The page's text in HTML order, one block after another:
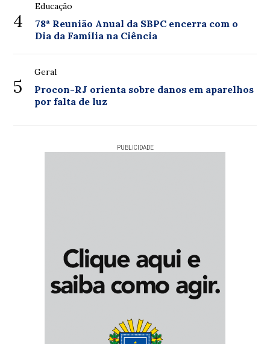
4
Educação
78ª Reunião Anual da SBPC encerra com o
Dia da Família na Ciência
5
Geral
Procon-RJ orienta sobre danos em aparelhos
por falta de luz
PUBLICIDADE